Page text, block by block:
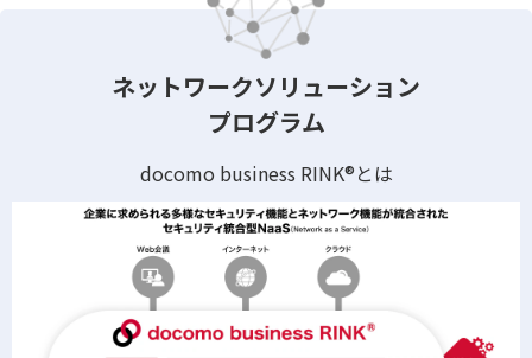
ネットワークソリューション
プログラム
docomo business RINK®とは